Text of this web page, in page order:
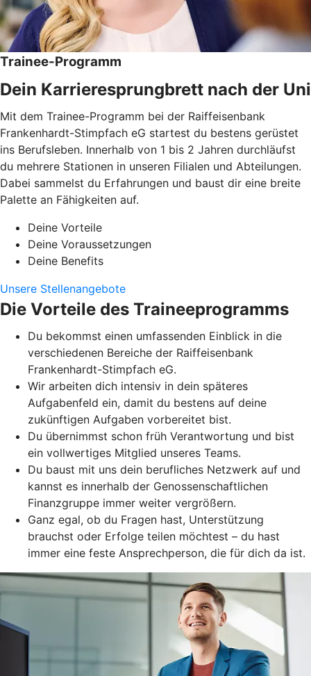
Trainee-Programm
Dein Karrieresprungbrett nach der Uni
Mit dem Trainee-Programm bei der Raiffeisenbank
Frankenhardt-Stimpfach eG startest du bestens gerüstet
ins Berufsleben. Innerhalb von 1 bis 2 Jahren durchläufst
du mehrere Stationen in unseren Filialen und Abteilungen.
Dabei sammelst du Erfahrungen und baust dir eine breite
Palette an Fähigkeiten auf.
Deine Vorteile
Deine Voraussetzungen
Deine Benefits
Unsere Stellenangebote
Die Vorteile des Traineeprogramms
Du bekommst einen umfassenden Einblick in die
verschiedenen Bereiche der Raiffeisenbank
Frankenhardt-Stimpfach eG.
Wir arbeiten dich intensiv in dein späteres
Aufgabenfeld ein, damit du bestens auf deine
zukünftigen Aufgaben vorbereitet bist.
Du übernimmst schon früh Verantwortung und bist
ein vollwertiges Mitglied unseres Teams.
Du baust mit uns dein berufliches Netzwerk auf und
kannst es innerhalb der Genossenschaftlichen
Finanzgruppe immer weiter vergrößern.
Ganz egal, ob du Fragen hast, Unterstützung
brauchst oder Erfolge teilen möchtest – du hast
immer eine feste Ansprechperson, die für dich da ist.